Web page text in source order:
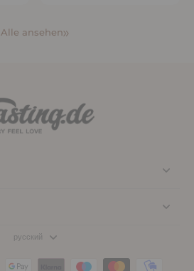
Alle ansehen
русский